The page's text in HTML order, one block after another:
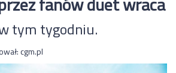
tym tygodniu.
cgm.pl